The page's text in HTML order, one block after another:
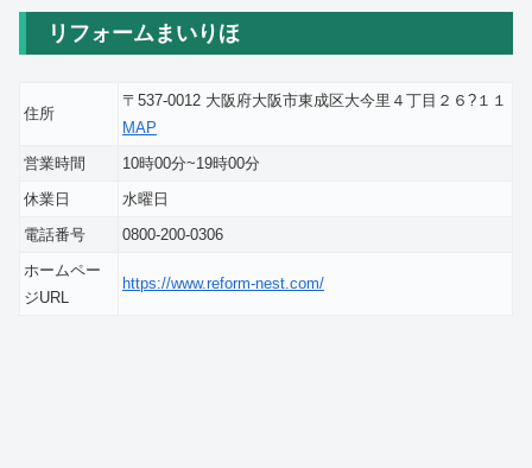
リフォームまいりほ
住所
〒537-0012 大阪府大阪市東成区大今里４丁目２６?１１
MAP
営業時間
10時00分~19時00分
休業日
水曜日
電話番号
0800-200-0306
ホームペー
ジURL
https://www.reform-nest.com/